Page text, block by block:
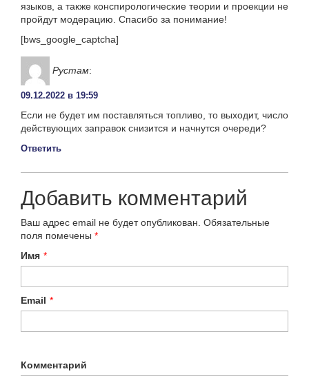
языков, а также конспирологические теории и проекции не
пройдут модерацию. Спасибо за понимание!
[bws_google_captcha]
Рустам:
09.12.2022 в 19:59
Если не будет им поставляться топливо, то выходит, число
действующих заправок снизится и начнутся очереди?
Ответить
Добавить комментарий
Ваш адрес email не будет опубликован. Обязательные
поля помечены *
Имя *
Email *
Комментарий